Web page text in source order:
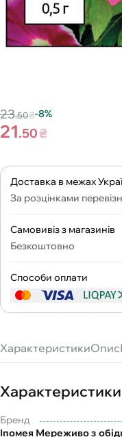
23.50₴-8%
21.50₴
Доставка в межах
За розцінками
Самовивіз з магазинів
Безкоштовно
Способи оплати
ХарактеристикиОпис
Характеристики
Бренд
Іпомея Мереживо з